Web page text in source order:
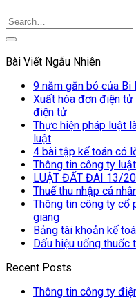
Bài Viết Ngẫu Nhiên
9 năm gắn bó của Bi
Xuất hóa đơn điện
điện tử
Thực hiện pháp luật
luật
4 bài tập kế toán có
Thông tin công ty
LUẬT ĐẤT ĐAI 13/
Thuế thu nhập cá
Thông tin công ty cổ
giang
Bảng tài khoản kế
Dấu hiệu uống thuốc
Recent Posts
Thông tin công ty